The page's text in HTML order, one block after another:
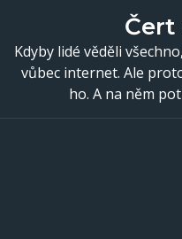
content
Čert
Kdyby lidé věděli
vůbec internet. Ale
ho. A na něm